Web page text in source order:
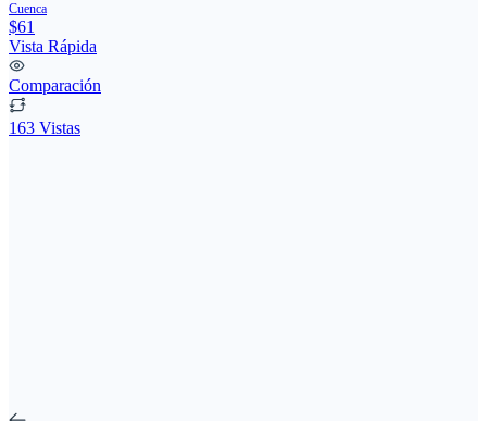
Cuenca
$61
Vista Rápida
Comparación
163 Vistas